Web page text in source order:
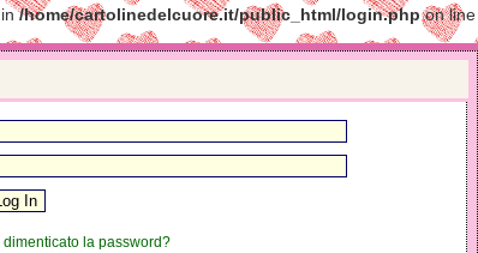
in/home/cartolinedelcuore.it/public_html/login.phpon line
dimenticato la password?